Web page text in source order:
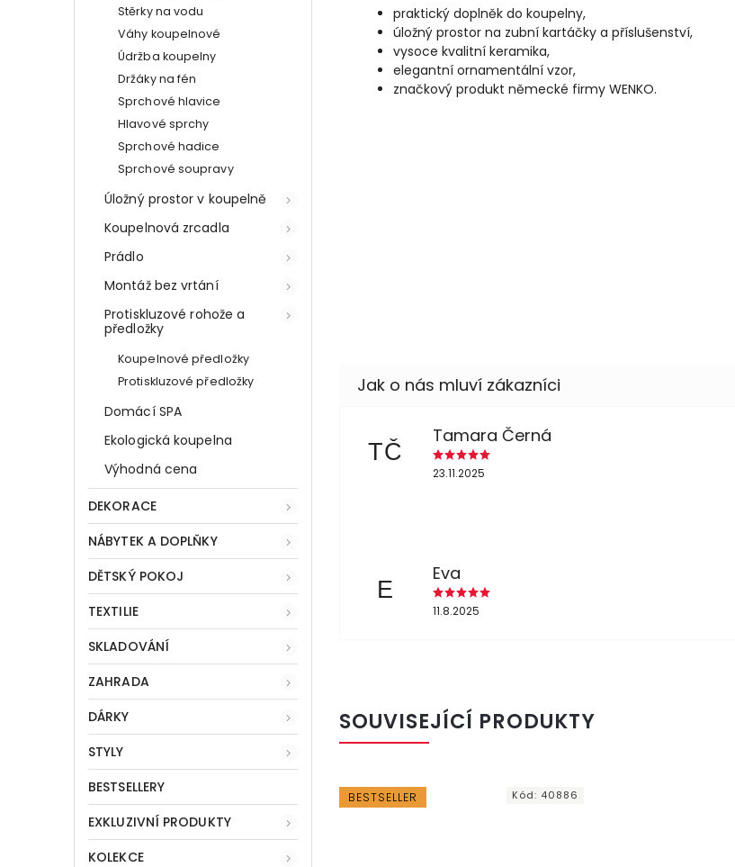
Stěrky na vodu
Váhy koupelnové
Údržba koupelny
Držáky na fén
Sprchové hlavice
Hlavové sprchy
Sprchové hadice
Sprchové soupravy
Úložný prostor v koupelně
Koupelnová zrcadla
Prádlo
Montáž bez vrtání
Protiskluzové rohože a
předložky
Koupelnové předložky
Protiskluzové předložky
Domácí SPA
Ekologická koupelna
Výhodná cena
DEKORACE
NÁBYTEK A DOPLŇKY
DĚTSKÝ POKOJ
TEXTILIE
SKLADOVÁNÍ
ZAHRADA
DÁRKY
STYLY
BESTSELLERY
EXKLUZIVNÍ PRODUKTY
KOLEKCE
praktický doplněk do koupelny,
úložný prostor na zubní kartáčky a příslušenství,
vysoce kvalitní keramika,
elegantní ornamentální vzor,
značkový produkt německé firmy WENKO.
TČ
Tamara Černá
23.11.2025
E
Eva
11.8.2025
SOUVISEJÍCÍ PRODUKTY
BESTSELLER Kód: 40886